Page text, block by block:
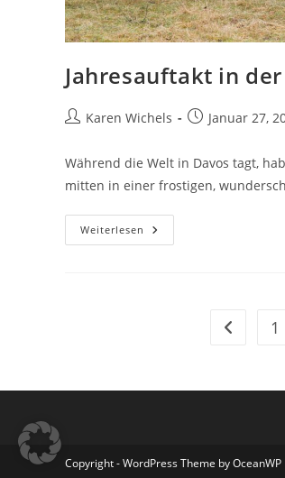
Jahresauftakt in
Beitrags-
Karen Wichels
BeitragJanuar 27,
Während die Welt in Davos tagt,
mitten in einer frostigen,
Weiterlesen Jahresauftakt
In
Gehe zur
1
Copyright - WordPress Theme by OceanWP